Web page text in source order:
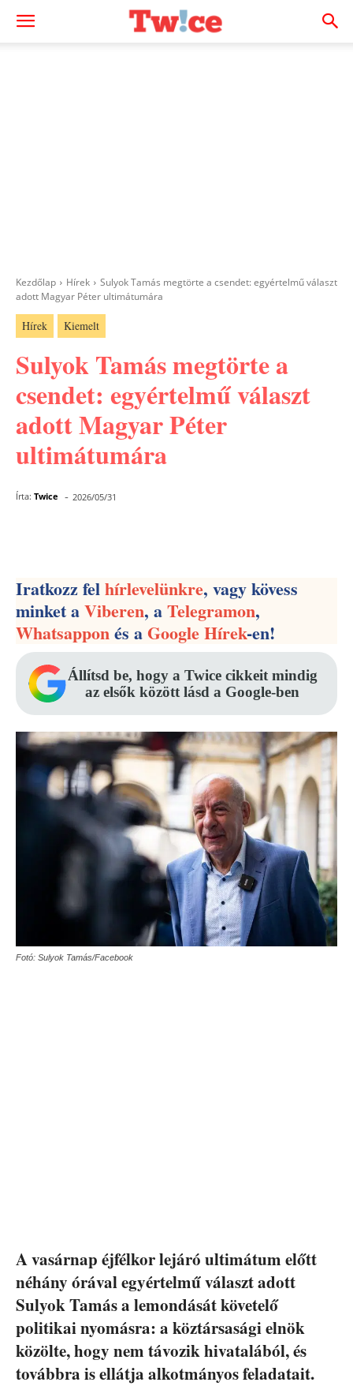
Kezdőlap Hírek
Sulyok Tamás megtörte a csendet: egyértelmű választ
adott Magyar Péter ultimátumára
Hírek Kiemelt
Sulyok Tamás megtörte a
csendet: egyértelmű választ
adott Magyar Péter
ultimátumára
Írta: Twice - 2026/05/31
Iratkozz felhírlevelünkre, vagy kövess
minket aViberen, aTelegramon,
Whatsapponés aGoogle Hírek-en!
Állítsd be, hogy a Twice cikkeit mindig
az elsők között lásd a Google-ben
Fotó: Sulyok Tamás/Facebook
A vasárnap éjfélkor lejáró ultimátum előtt
néhány órával egyértelmű választ adott
Sulyok Tamás a lemondását követelő
politikai nyomásra: a köztársasági elnök
közölte, hogy nem távozik hivatalából, és
továbbra is ellátja alkotmányos feladatait.